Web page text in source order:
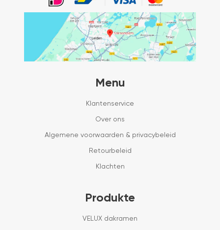
Menu
Klantenservice
Over ons
Algemene voorwaarden & privacybeleid
Retourbeleid
Klachten
Produkte
VELUX dakramen